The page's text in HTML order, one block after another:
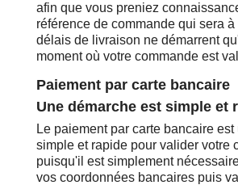
afin que vous preniez
référence de commande qui sera
délais de livraison ne démarrent
moment où votre commande est
Paiement par carte bancaire
Une démarche est simple et
Le paiement par carte bancaire est
simple et rapide pour valider votre
puisqu'il est simplement
vos coordonnées bancaires puis